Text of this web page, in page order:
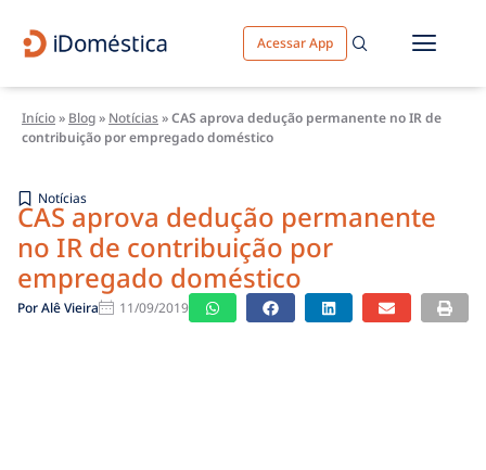
Acessar App
Início» Blog» Notícias»CAS aprova dedução permanente no IR de
contribuição por empregado doméstico
Notícias
CAS aprova dedução permanente
no IR de contribuição por
empregado doméstico
PorAlê Vieira 11/09/2019